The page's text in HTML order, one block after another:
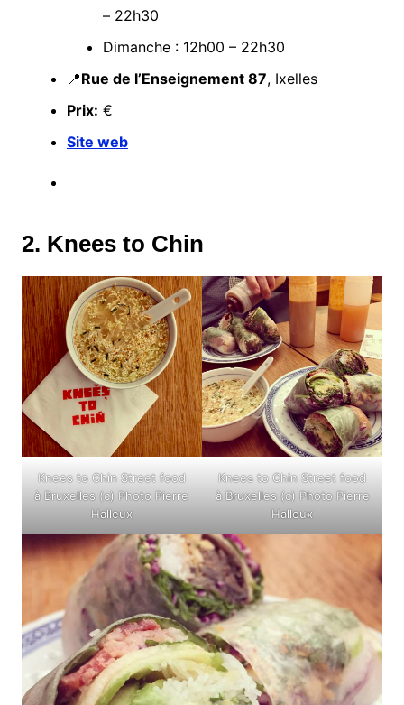
– 22h30
Dimanche : 12h00 – 22h30
📍Rue de l’Enseignement 87, Ixelles
Prix: €
Site web
2. Knees to Chin
Knees to Chin Street food
à Bruxelles (c) Photo Pierre
Halleux
Knees to Chin Street food
à Bruxelles (c) Photo Pierre
Halleux